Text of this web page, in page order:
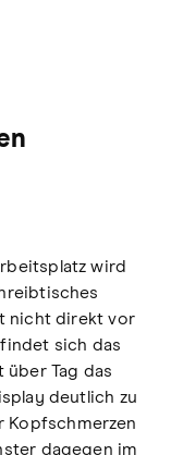
wird
nicht direkt vor
sich das
Tag das
deutlich zu
Kopfschmerzen
dagegen im